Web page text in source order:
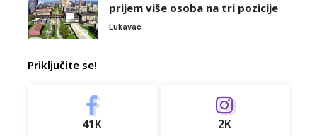
prijem više osoba na tri pozicije
Lukavac
Priključite se!
41K 2K